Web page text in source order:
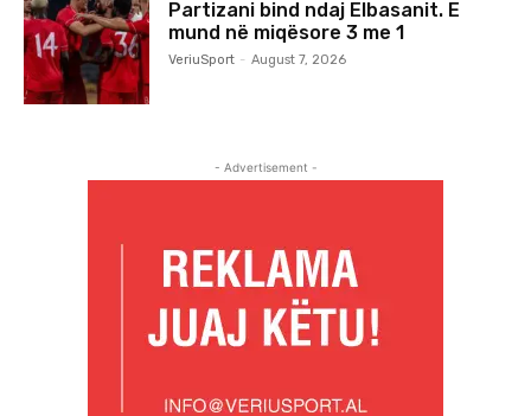
Partizani bind ndaj Elbasanit. E
mund në miqësore 3 me 1
VeriuSport - August 7, 2026
- Advertisement -